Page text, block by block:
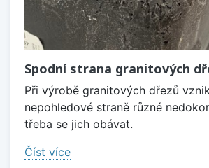
Spodní strana granitových
Při výrobě granitových dřezů
nepohledové straně různé
třeba se jich obávat.
Číst více